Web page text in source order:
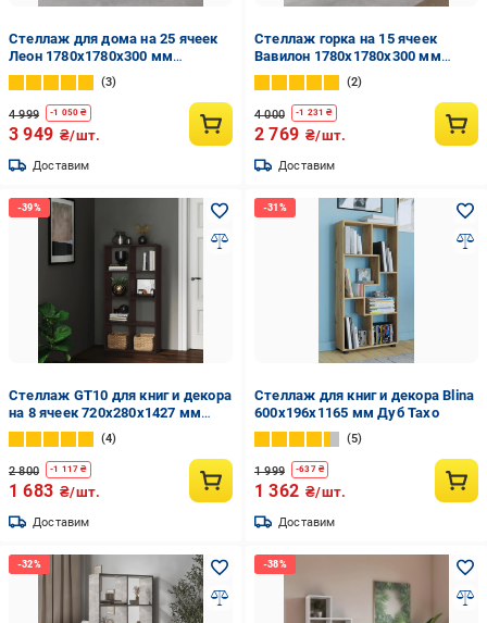
Стеллаж для дома на 25 ячеек
Леон 1780х1780х300 мм
Антрацит
3
4 999 -1 050 ₴
3 949 ₴/шт.
Доставим
Стеллаж горка на 15 ячеек
Вавилон 1780х1780х300 мм
Бетон
2
4 000 -1 231 ₴
2 769 ₴/шт.
Доставим
Стеллаж GT10 для книг и декора
на 8 ячеек 720х280х1427 мм
ДСП 16 мм Венге Магия
(20320157)
4
2 800 -1 117 ₴
1 683 ₴/шт.
Доставим
Стеллаж для книг и декора Blina
600х196х1165 мм Дуб Тахо
5
1 999 -637₴
1 362 ₴/шт.
Доставим